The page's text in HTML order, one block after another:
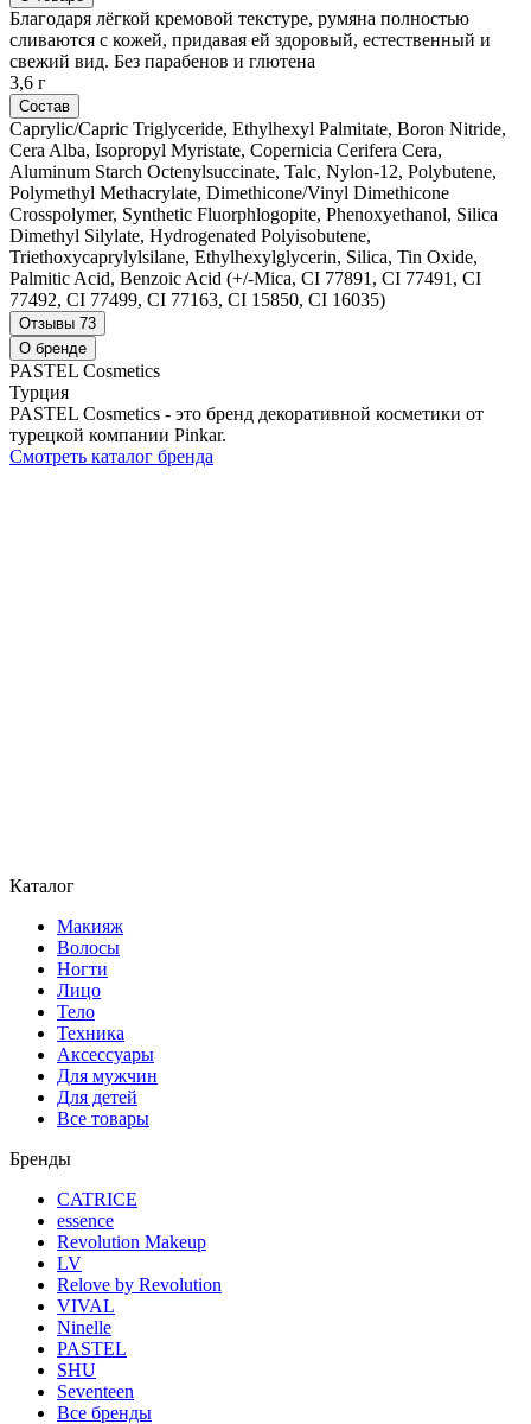
Благодаря лёгкой кремовой текстуре, румяна полностью
сливаются с кожей, придавая ей здоровый, естественный и
свежий вид. Без парабенов и глютена
3,6 г
Состав
Caprylic/Capric Triglyceride, Ethylhexyl Palmitate, Boron Nitride,
Cera Alba, Isopropyl Myristate, Copernicia Cerifera Cera,
Aluminum Starch Octenylsuccinate, Talc, Nylon-12, Polybutene,
Polymethyl Methacrylate, Dimethicone/Vinyl Dimethicone
Crosspolymer, Synthetic Fluorphlogopite, Phenoxyethanol, Silica
Dimethyl Silylate, Hydrogenated Polyisobutene,
Triethoxycaprylylsilane, Ethylhexylglycerin, Silica, Tin Oxide,
Palmitic Acid, Benzoic Acid (+/-Mica, CI 77891, CI 77491, CI
77492, CI 77499, CI 77163, CI 15850, CI 16035)
Отзывы 73
О бренде
PASTEL Cosmetics
Турция
PASTEL Cosmetics - это бренд декоративной косметики от
турецкой компании Pinkar.
Смотреть каталог бренда
Каталог
Макияж
Волосы
Ногти
Лицо
Тело
Техника
Аксессуары
Для мужчин
Для детей
Все товары
Бренды
CATRICE
essence
Revolution Makeup
LV
Relove by Revolution
VIVAL
Ninelle
PASTEL
SHU
Seventeen
Все бренды